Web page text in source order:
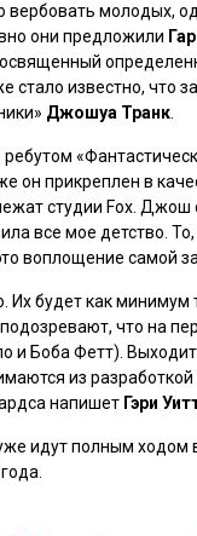
вербовать молодых,
они предложили
стало известно, что
Джошуа Транк
ребутом
он прикреплен в
студии Fox.
все мое детство.
воплощение самой
Их будет как минимум
что на
и Боба Фетт).
из разработкой
напишет Гэри
идут полным ходом